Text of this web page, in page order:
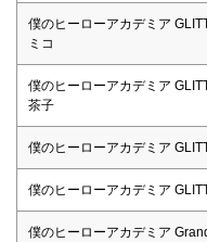
僕のヒーローアカデミア
ミコ
僕のヒーローアカデミア
茶子
僕のヒーローアカデミア
僕のヒーローアカデミア
僕のヒーローアカデミア